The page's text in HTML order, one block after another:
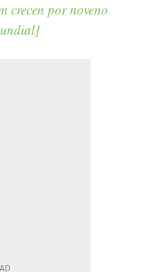
crecen por noveno